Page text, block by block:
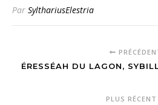
Par SylthariusElestria
ÉRESSÉAH DU LAGON,
PLUS RÉCENT